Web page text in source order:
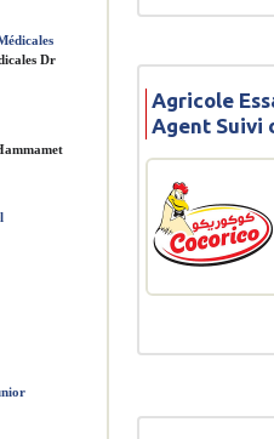
Agricole
Agent Suivi
Dr